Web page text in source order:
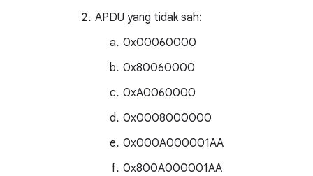
APDU yang tidak sah:
0x00060000
0x80060000
0xA0060000
0x0008000000
0x000A000001AA
0x800A000001AA